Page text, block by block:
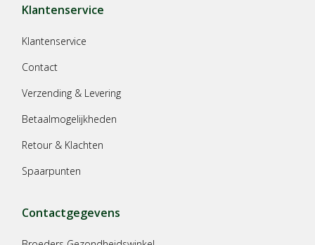
Klantenservice
Klantenservice
Contact
Verzending & Levering
Betaalmogelijkheden
Retour & Klachten
Spaarpunten
Contactgegevens